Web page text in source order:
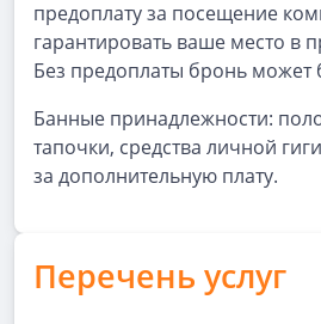
предоплату за посещение
гарантировать ваше место в
Без предоплаты бронь может
Банные принадлежности:
тапочки, средства личной
за дополнительную плату.
Перечень услуг